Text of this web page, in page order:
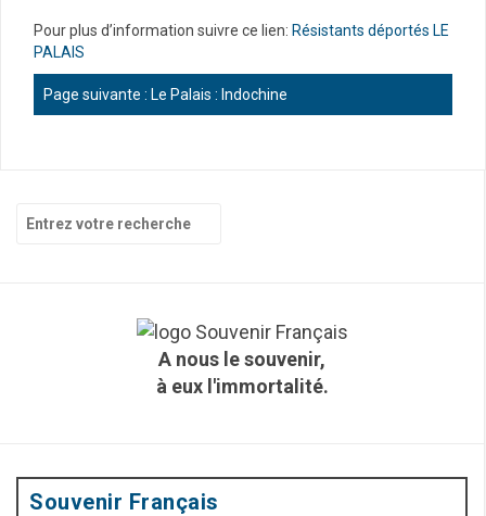
Pour plus d’information suivre ce lien: Résistants déportés LE
PALAIS
Page suivante : Le Palais : Indochine
r
A nous le souvenir,
à eux l'immortalité.
Souvenir Français